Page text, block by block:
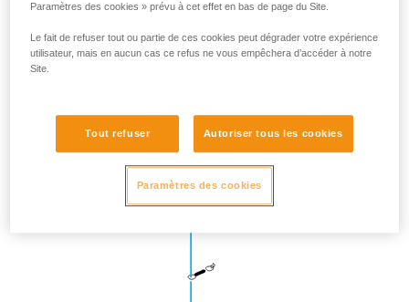
Paramètres des cookies » prévu à cet effet en bas de page du Site.
Le fait de refuser tout ou partie de ces cookies peut dégrader votre expérience
utilisateur, mais en aucun cas ce refus ne vous empêchera d’accéder à notre
Site.
Tout refuser Autoriser tous les cookies
Paramètres des cookies